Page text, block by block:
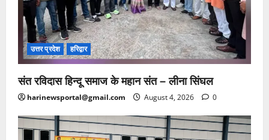
उत्तर प्रदेश हरिद्वार
संत रविदास हिन्दू समाज के महान संत – लीना सिंघल
harinewsportal@gmail.com August 4, 2026 0